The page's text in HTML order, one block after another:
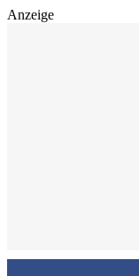
Anzeige